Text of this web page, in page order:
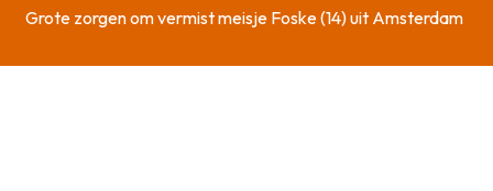
Grote zorgen om vermist meisje Foske (14) uit Amsterdam